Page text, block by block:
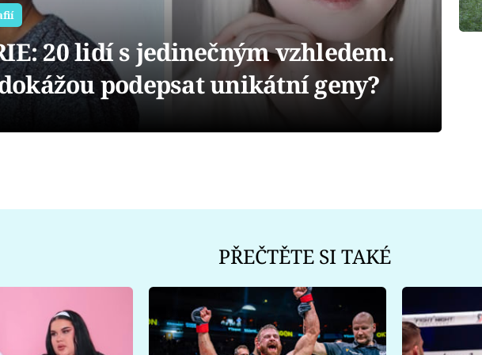
20 lidí s jedinečným vzhledem.
podepsat unikátní geny?
PŘEČTĚTE SI TAKÉ